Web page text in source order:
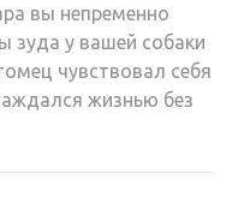
вы непременно
зуда у вашей собаки
чувствовал себя
жизнью без